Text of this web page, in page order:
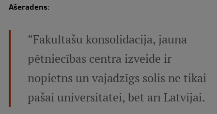
Pētniecības projekti
Zinātniskās konferences
Inovāciju centrs
Ašeradens:
“Fakultāšu konsolidācija, jauna
pētniecības centra izveide ir
nopietns un vajadzīgs solis ne tikai
pašai universitātei, bet arī Latvijai.